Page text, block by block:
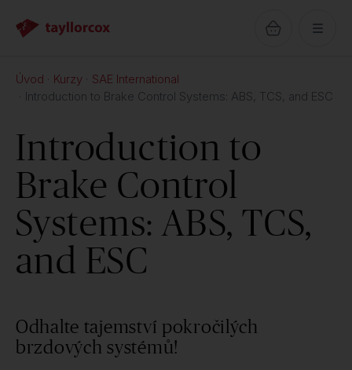
Úvod Kurzy
SAE International
Introduction to Brake Control Systems: ABS, TCS, and ESC
Introduction to
Brake Control
Systems: ABS, TCS,
and ESC
Odhalte tajemství pokročilých
brzdových systémů!